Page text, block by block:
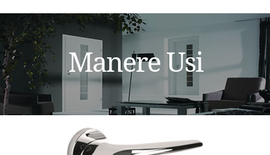
Manere Usi